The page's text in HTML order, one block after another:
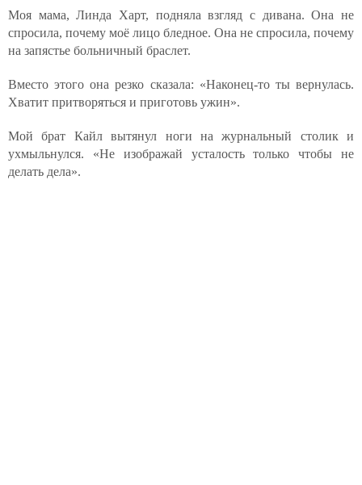
Моя мама, Линда Харт, подняла взгляд с дивана. Она не
спросила, почему моё лицо бледное. Она не спросила, почему
на запястье больничный браслет.
Вместо этого она резко сказала: «Наконец-то ты вернулась.
Хватит притворяться и приготовь ужин».
Мой брат Кайл вытянул ноги на журнальный столик и
ухмыльнулся. «Не изображай усталость только чтобы не
делать дела».